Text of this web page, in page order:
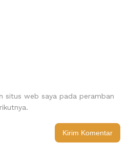
situs web saya pada peramban